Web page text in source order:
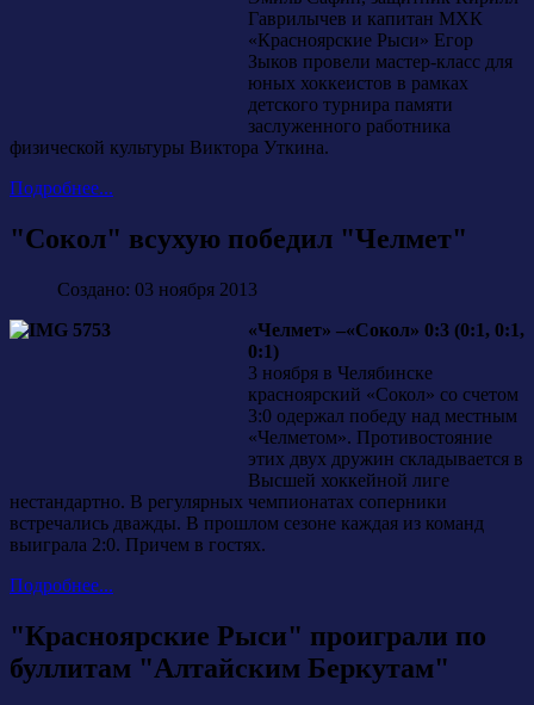
Гаврилычев и капитан МХК
«Красноярские Рыси» Егор
Зыков провели мастер-класс для
юных хоккеистов в рамках
детского турнира памяти
заслуженного работника
физической культуры Виктора Уткина.
Подробнее...
"Сокол" всухую победил "Челмет"
Создано: 03 ноября 2013
«Челмет» –«Сокол» 0:3 (0:1, 0:1,
0:1)
3 ноября в Челябинске
красноярский «Сокол» со счетом
3:0 одержал победу над местным
«Челметом». Противостояние
этих двух дружин складывается в
Высшей хоккейной лиге
нестандартно. В регулярных чемпионатах соперники
встречались дважды. В прошлом сезоне каждая из команд
выиграла 2:0. Причем в гостях.
Подробнее...
"Красноярские Рыси" проиграли по
буллитам "Алтайским Беркутам"